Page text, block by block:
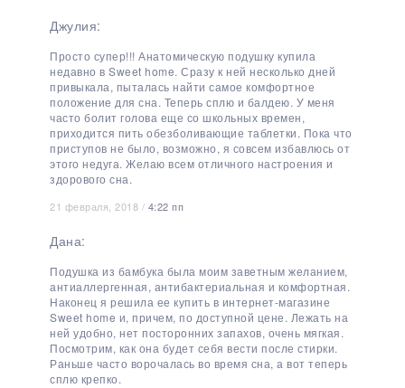
Джулия:
Просто супер!!! Анатомическую подушку купила
недавно в Sweet home. Сразу к ней несколько дней
привыкала, пыталась найти самое комфортное
положение для сна. Теперь сплю и балдею. У меня
часто болит голова еще со школьных времен,
приходится пить обезболивающие таблетки. Пока что
приступов не было, возможно, я совсем избавлюсь от
этого недуга. Желаю всем отличного настроения и
здорового сна.
21 февраля, 2018 / 4:22 пп
Дана:
Подушка из бамбука была моим заветным желанием,
антиаллергенная, антибактериальная и комфортная.
Наконец я решила ее купить в интернет-магазине
Sweet home и, причем, по доступной цене. Лежать на
ней удобно, нет посторонних запахов, очень мягкая.
Посмотрим, как она будет себя вести после стирки.
Раньше часто ворочалась во время сна, а вот теперь
сплю крепко.